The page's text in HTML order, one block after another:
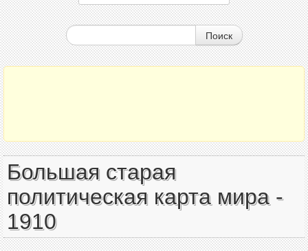
Поиск
Большая старая
политическая карта мира -
1910